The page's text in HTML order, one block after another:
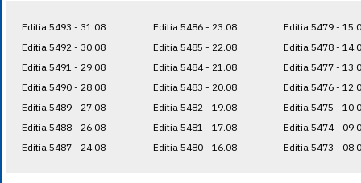
Editia 5493 - 31.08
Editia 5492 - 30.08
Editia 5491 - 29.08
Editia 5490 - 28.08
Editia 5489 - 27.08
Editia 5488 - 26.08
Editia 5487 - 24.08
Editia 5486 - 23.08
Editia 5485 - 22.08
Editia 5484 - 21.08
Editia 5483 - 20.08
Editia 5482 - 19.08
Editia 5481 - 17.08
Editia 5480 - 16.08
Editia 5479 -
Editia 5478 -
Editia 5477 -
Editia 5476 -
Editia 5475 -
Editia 5474 -
Editia 5473 -